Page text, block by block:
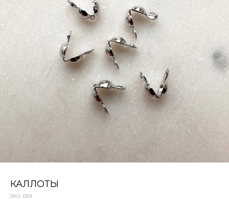
КАЛЛОТЫ
SKU: 059